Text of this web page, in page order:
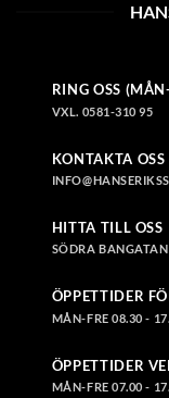
RING OSS
VXL. 0581-310 95
KONTAKTA OSS
HITTA TILL OSS
SÖDRA
ÖPPETTIDER
MÅN-FRE 08.30 -
ÖPPETTIDER
MÅN-FRE 07.00 -